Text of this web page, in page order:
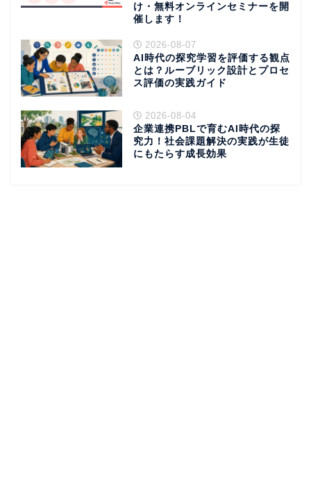
け・無料オンラインセミナーを開
催します！
2026-08-07
AI時代の探究学習を評価する観点
とは？ルーブリック設計とプロセ
ス評価の実践ガイド
2026-08-04
企業連携PBLで育むAI時代の探
究力！社会課題解決の実践が生徒
にもたらす成長効果